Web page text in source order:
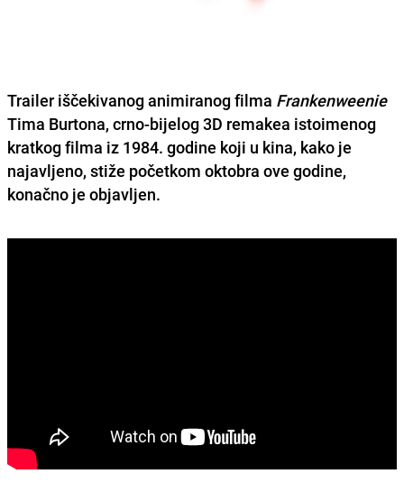
Trailer iščekivanog animiranog filma Frankenweenie
Tima Burtona, crno-bijelog 3D remakea istoimenog
kratkog filma iz 1984. godine koji u kina, kako je
najavljeno, stiže početkom oktobra ove godine,
konačno je objavljen.